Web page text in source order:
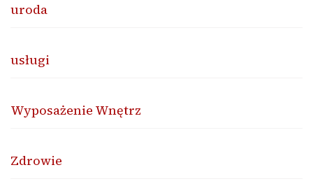
uroda
usługi
Wyposażenie Wnętrz
Zdrowie